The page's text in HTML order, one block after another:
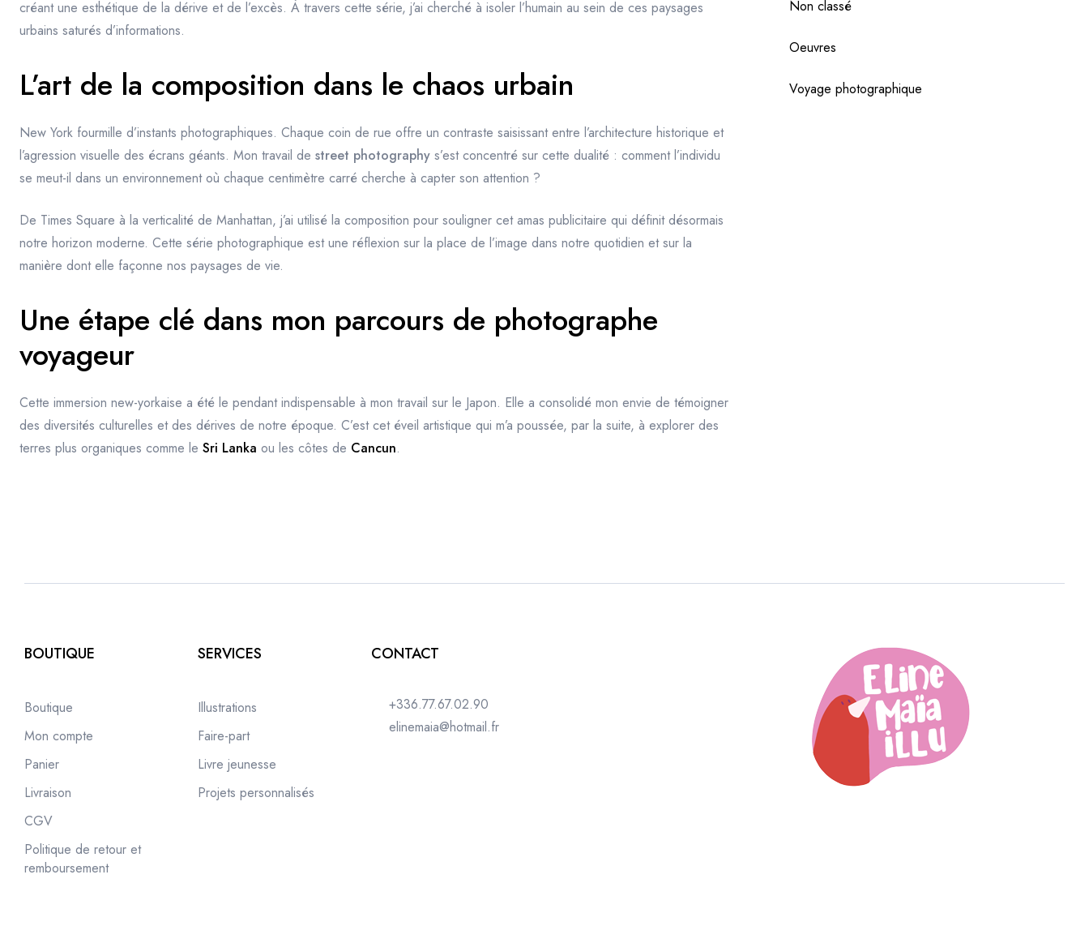
créant une esthétique de la dérive et de l’excès. À travers cette série, j’ai cherché à isoler l’humain au sein de ces paysages
urbains saturés d’informations.
L’art de la composition dans le chaos urbain
New York fourmille d’instants photographiques. Chaque coin de rue offre un contraste saisissant entre l’architecture historique et
l’agression visuelle des écrans géants. Mon travail de street photography s’est concentré sur cette dualité : comment l’individu
se meut-il dans un environnement où chaque centimètre carré cherche à capter son attention ?
De Times Square à la verticalité de Manhattan, j’ai utilisé la composition pour souligner cet amas publicitaire qui définit désormais
notre horizon moderne. Cette série photographique est une réflexion sur la place de l’image dans notre quotidien et sur la
manière dont elle façonne nos paysages de vie.
Une étape clé dans mon parcours de photographe
voyageur
Cette immersion new-yorkaise a été le pendant indispensable à mon travail sur le Japon. Elle a consolidé mon envie de témoigner
des diversités culturelles et des dérives de notre époque. C’est cet éveil artistique qui m’a poussée, par la suite, à explorer des
terres plus organiques comme le Sri Lanka ou les côtes de Cancun.
Non classé
Oeuvres
Voyage photographique
BOUTIQUE
Boutique
Mon compte
Panier
Livraison
CGV
Politique de retour et
remboursement
SERVICES
Illustrations
Faire-part
Livre jeunesse
Projets personnalisés
CONTACT
+336.77.67.02.90
elinemaia@hotmail.fr